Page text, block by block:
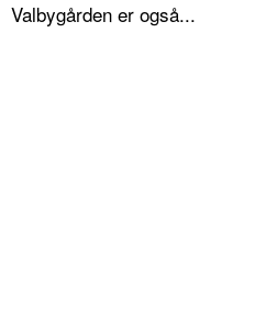
Valbygården er også...